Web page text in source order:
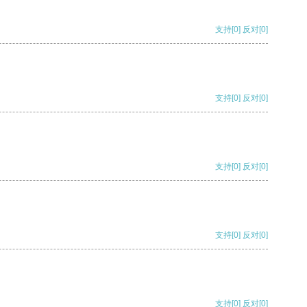
支持[0] 反对[0]
支持[0] 反对[0]
支持[0] 反对[0]
支持[0] 反对[0]
支持[0] 反对[0]